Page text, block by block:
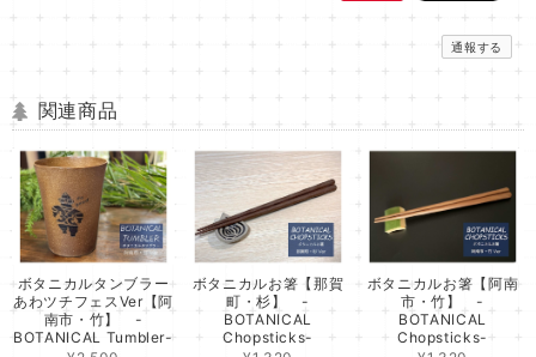
通報する
関連商品
ボタニカルタンブラー
あわツチフェスVer【阿
南市・竹】 -
BOTANICAL Tumbler-
ボタニカルお箸【那賀
町・杉】 -
BOTANICAL
Chopsticks-
ボタニカルお箸【阿南
市・竹】 -
BOTANICAL
Chopsticks-